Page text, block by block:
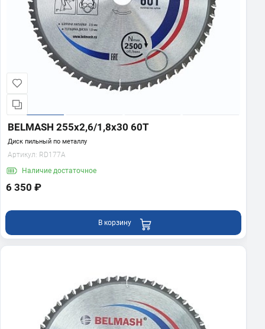
BELMASH 255x2,6/1,8x30 60T
Диск пильный по металлу
Артикул: RD177A
Наличие достаточное
6 350 ₽
В корзину